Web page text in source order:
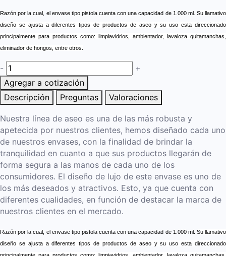
Razón por la cual, el envase tipo pistola cuenta con una capacidad de 1.000 ml. Su llamativo
diseño se ajusta a diferentes tipos de productos de aseo y su uso esta direccionado
principalmente para productos como: limpiavidrios, ambientador, lavaloza quitamanchas,
eliminador de hongos, entre otros.
-
+
Agregar a cotización
Descripción
Preguntas Valoraciones
Nuestra línea de aseo es una de las más robusta y
apetecida por nuestros clientes, hemos diseñado cada uno
de nuestros envases, con la finalidad de brindar la
tranquilidad en cuanto a que sus productos llegarán de
forma segura a las manos de cada uno de los
consumidores. El diseño de lujo de este envase es uno de
los más deseados y atractivos. Esto, ya que cuenta con
diferentes cualidades, en función de destacar la marca de
nuestros clientes en el mercado.
Razón por la cual, el envase tipo pistola cuenta con una capacidad de 1.000 ml. Su llamativo
diseño se ajusta a diferentes tipos de productos de aseo y su uso esta direccionado